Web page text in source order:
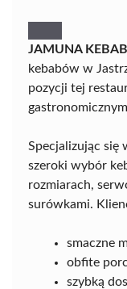
JAMUNA KEBAB
kebabów w
pozycji tej
Specjalizując się
szeroki wybór
rozmiarach,
surówkami.
smaczne
obfite
szybką